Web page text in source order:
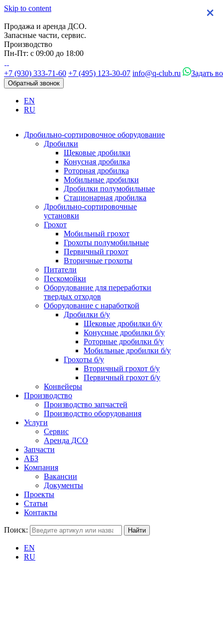
Skip to content
Продажа и аренда ДСО.
Запасные части, сервис.
Производство
Пн-Пт: с 09:00 до 18:00
+7 (930) 333-71-60 +7 (495) 123-30-07 info@q-club.ru Задать
Обратный звонок
EN
RU
Дробильно-сортировочное оборудование
Дробилки
Щековые дробилки
Конусная дробилка
Роторная дробилка
Мобильные дробилки
Дробилки полумобильные
Стационарная дробилка
Дробильно-сортировочные
установки
Грохот
Мобильный грохот
Грохоты полумобильные
Первичный грохот
Вторичные грохоты
Питатели
Пескомойки
Оборудование для переработки
твердых отходов
Оборудование с наработкой
Дробилки б/у
Щековые дробилки б/у
Конусные дробилки б/у
Роторные дробилки б/у
Мобильные дробилки б/у
Грохоты б/у
Вторичный грохот б/у
Первичный грохот б/у
Конвейеры
Производство
Производство запчастей
Производство оборудования
Услуги
Сервис
Аренда ДСО
Запчасти
АБЗ
Компания
Вакансии
Документы
Проекты
Статьи
Контакты
Поиск:
EN
RU
×
×
×
×